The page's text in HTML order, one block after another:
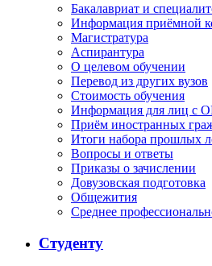
Бакалавриат и
Информация приёмной
Магистратура
Аспирантура
О целевом обучении
Перевод из других вузов
Стоимость обучения
Информация для лиц с
Приём иностранных
Итоги набора прошлых
Вопросы и ответы
Приказы о зачислении
Довузовская подготовка
Общежития
Среднее
Студенту